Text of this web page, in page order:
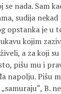
se nada. Sam
sudija
opstanka je u
kojim
a za koji
pišu mu i
napolju. Pišu
B.